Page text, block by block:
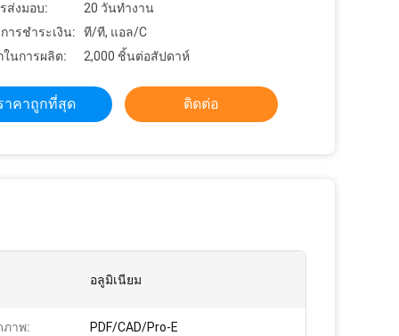
ส่งมอบ:
20 วันทำงาน
ารชำระเงิน:
ที/ที, แอล/C
ในการผลิต:
2,000 ชิ้นต่อสัปดาห์
าคาถูกที่สุด ติดต่อ
อลูมิเนียม
ภาพ: PDF/CAD/Pro-E